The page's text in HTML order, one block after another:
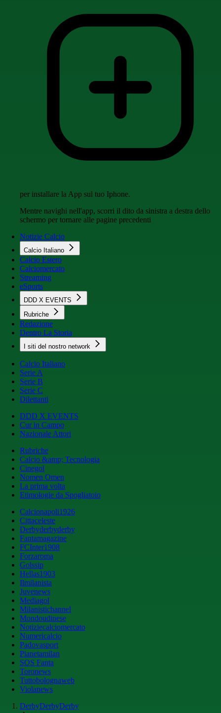
per installare la App sul tuo Iphone.
Mentre navighi nell'app, scorri il dito da sinistra a destra dello
schermo per tornare alle pagine precedenti
Notizie Calcio
Calcio Italiano
Calcio Estero
Calciomercato
Streaming
eSports
DDD X EVENTS
Rubriche
Redazione
Dentro La Storia
I siti del nostro network
Calcio Italiano
Serie A
Serie B
Serie C
Dilettanti
DDD X EVENTS
Cur in Campo
Nazionale Attori
Rubriche
Calcio &amp; Tecnologia
Cinegol
Nomen Omen
La prima volta
Etimologie da Spogliatoio
Calcionapoli1926
Cittaceleste
Derbyderbyderby
Fantamagazine
FCInter1908
Forzaroma
Golssip
Hellas1903
Ilmilanista
Juvenews
Mediagol
Milanistichannel
Mondoudinese
Notiziecalciomercato
Numericalcio
Padovasport
Pianetamilan
SOS Fanta
Toronews
Tuttobolognaweb
Violanews
DerbyDerbyDerby